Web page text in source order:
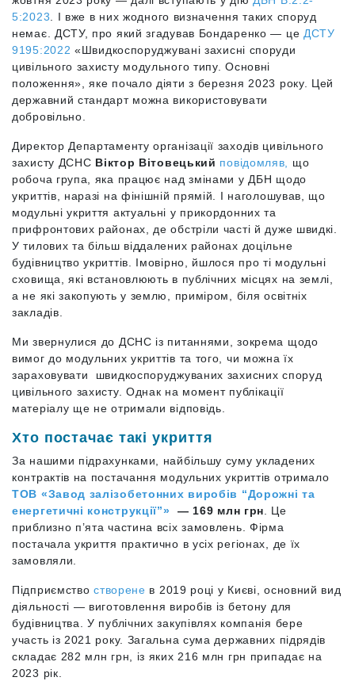
5:2023 . І вже в них жодного визначення таких споруд
немає. ДСТУ, про який згадував Бондаренко — це ДСТУ
9195:2022 «Швидкоспоруджувані захисні споруди
цивільного захисту модульного типу. Основні
положення», яке почало діяти з березня 2023 року. Цей
державний стандарт можна використовувати
добровільно.
Директор Департаменту організації заходів цивільного
захисту ДСНС Віктор Вітовецький повідомляв,
що
робоча група, яка працює над змінами у ДБН щодо
укриттів, наразі на фінішній прямій. І наголошував, що
модульні укриття актуальні у прикордонних та
прифронтових районах, де обстріли часті й дуже швидкі.
У тилових та більш віддалених районах доцільне
будівництво укриттів. Імовірно, йшлося про ті модульні
сховища, які встановлюють в публічних місцях на землі,
а не які закопують у землю, приміром, біля освітніх
закладів.
Ми звернулися до ДСНС із питаннями, зокрема щодо
вимог до модульних укриттів та того, чи можна їх
зараховувати швидкоспоруджуваних захисних споруд
цивільного захисту. Однак на момент публікації
матеріалу ще не отримали відповідь.
Хто постачає такі укриття
За нашими підрахунками, найбільшу суму укладених
контрактів на постачання модульних укриттів отримало
ТОВ «Завод залізобетонних виробів “Дорожні та
енергетичні конструкції”» — 169 млн грн . Це
приблизно п’ята частина всіх замовлень. Фірма
постачала укриття практично в усіх регіонах, де їх
замовляли.
Підприємствостворене в 2019 році у Києві, основний вид
діяльності — виготовлення виробів із бетону для
будівництва. У публічних закупівлях компанія бере
участь із 2021 року. Загальна сума державних підрядів
складає 282 млн грн, із яких 216 млн грн припадає на
2023 рік.